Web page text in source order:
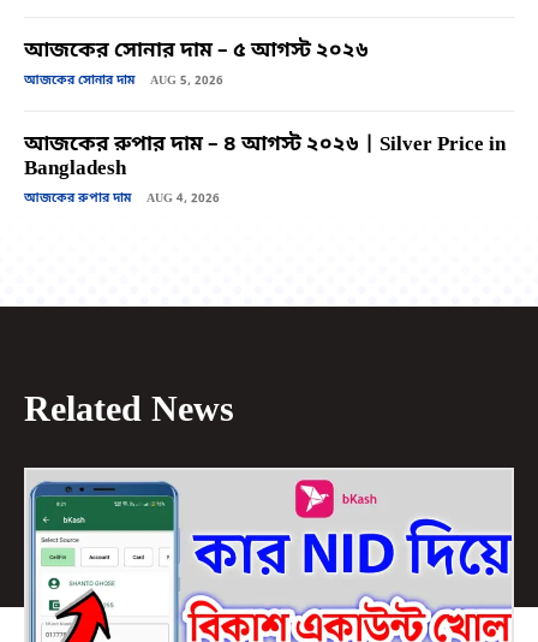
আজকের সোনার দাম – ৫ আগস্ট ২০২৬
আজকের সোনার দাম AUG 5, 2026
আজকের রুপার দাম – ৪ আগস্ট ২০২৬ | Silver Price in
Bangladesh
আজকের রুপার দাম AUG 4, 2026
Related News